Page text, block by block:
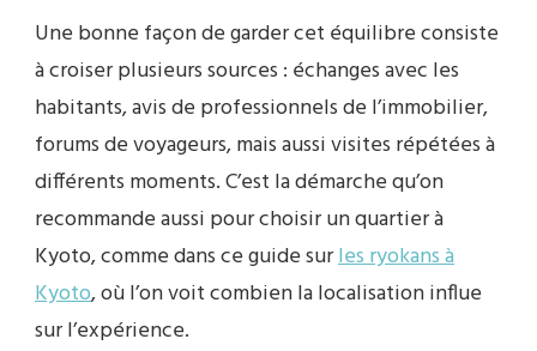
Une bonne façon de garder cet équilibre consiste
à croiser plusieurs sources : échanges avec les
habitants, avis de professionnels de l’immobilier,
forums de voyageurs, mais aussi visites répétées à
différents moments. C’est la démarche qu’on
recommande aussi pour choisir un quartier à
Kyoto, comme dans ce guide surles ryokans à
Kyoto, où l’on voit combien la localisation influe
sur l’expérience.